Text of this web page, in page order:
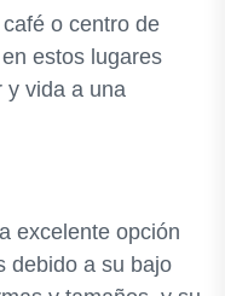
o centro de
estos lugares
y vida a una
excelente opción
debido a su bajo